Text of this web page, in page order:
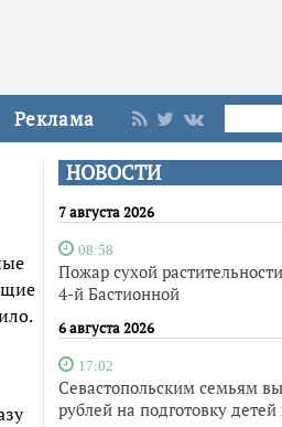
Реклама
НОВОСТИ
7 августа 2026
08:58
Пожар сухой
4-й Бастионной
6 августа 2026
17:02
Севастопольским семьям
рублей на подготовку